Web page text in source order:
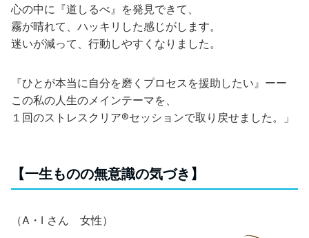
心の中に『道しるべ』を発見できて、
霧が晴れて、ハッキリした感じがします。
迷いが減って、行動しやすくなりました。
『ひとが本当に自分を磨くプロセスを援助したい』ーー
この私の人生のメインテーマを、
１回のストレスクリア®セッションで取り戻せました。」
【一生ものの無意識の気づき】
（A・I さん 女性）